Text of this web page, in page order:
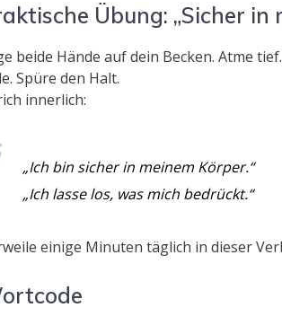
Übung: „Sicher in
beide Hände auf dein Becken. Atme
Spüre den Halt.
innerlich:
„Ich bin sicher in meinem Körper.“
„Ich lasse los, was mich bedrückt.“
einige Minuten täglich in dieser